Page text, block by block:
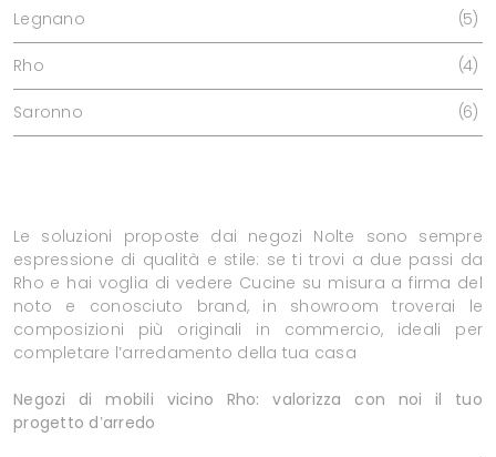
Legnano 5
Rho 4
Saronno 6
Le soluzioni proposte dai negozi Nolte sono sempre
espressione di qualità e stile: se ti trovi a due passi da
Rho e hai voglia di vedere Cucine su misura a firma del
noto e conosciuto brand, in showroom troverai le
composizioni più originali in commercio, ideali per
completare l’arredamento della tua casa
Negozi di mobili vicino Rho: valorizza con noi il tuo
progetto d’arredo